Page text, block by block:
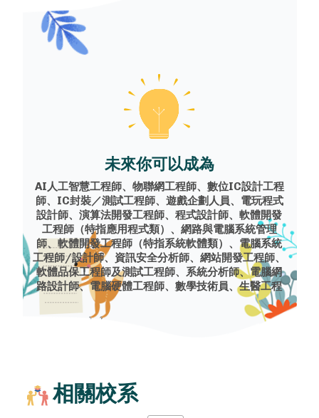
未來你可以成為
AI人工智慧工程師、物聯網工程師、數位IC設計工程
師、IC封裝／測試工程師、遊戲企劃人員、電玩程式
設計師、演算法開發工程師、程式設計師、軟體開發
工程師（特指應用程式類）、網路與電腦系統管理
師、軟體開發工程師（特指系統軟體類）、電腦系統
工程師/設計師、資訊安全分析師、網站開發工程師、
軟體品保工程師及測試工程師、系統分析師、電腦網
路設計師、電腦硬體工程師、數學技術員、生醫工程
師、材料工程師、機器人工程師、生物技術員、生物
資訊學家、醫學家、律師助理和法律助理、市場行銷
練經理、教育訓練專員、多媒體教具操作專員、老師
（包含高中、國中、國小）、小學老師、技職教師、
私人家教、教育科技研發人員、平面設計師、資訊科
相關校系